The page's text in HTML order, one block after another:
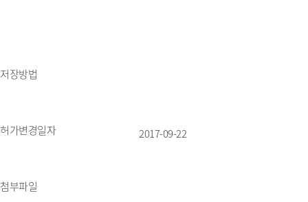
저장방법
허가변경일자 2017-09-22
첨부파일